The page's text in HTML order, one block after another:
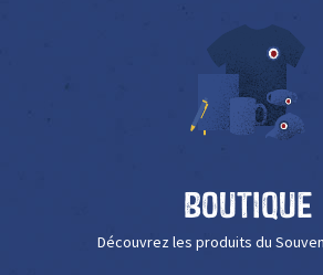
Boutique
Découvrez les produits du